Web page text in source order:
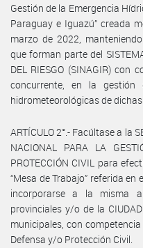
Gestión de la Emergencia
Paraguay e Iguazú” creada
marzo de 2022,
que forman parte del
DEL RIESGO (SINAGIR) con
concurrente, en la gestión
hidrometeorológicas de dichas
ARTÍCULO 2°.- Facúltase a la
NACIONAL PARA LA
PROTECCIÓN CIVIL para
“Mesa de Trabajo” referida
incorporarse a la misma
provinciales y/o de la
municipales, con
Defensa y/o Protección Civil.